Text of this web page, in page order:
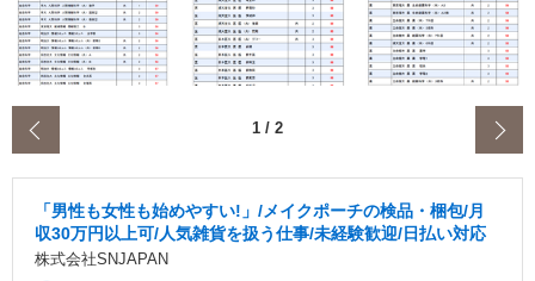
1 / 2
「男性も女性も始めやすい!」/メイクポーチの検品・梱包/月
収30万円以上可/人気雑貨を扱う仕事/未経験歓迎/日払い対応
株式会社SNJAPAN